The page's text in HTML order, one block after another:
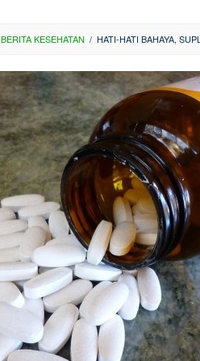
BERITA KESEHATAN / HATI-HATI BAHAYA,